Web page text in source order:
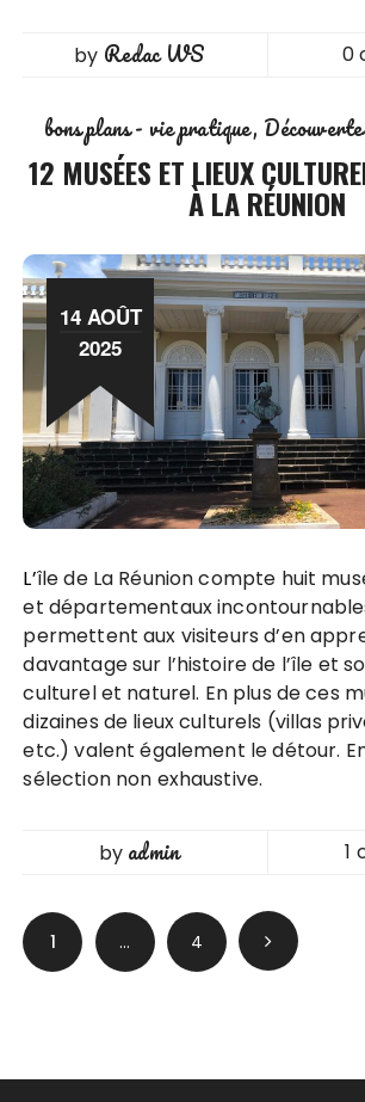
by Redac WS 0
bons plans - vie pratique
12 MUSÉES ET LIEUX
À LA RÉUNION
14 AOÛT
2025
L’île de La Réunion compte huit musées régionaux
et départementaux
permettent aux visiteurs d’en
davantage sur l’histoire de l’île et
culturel et naturel. En plus de ces
dizaines de lieux culturels (villas
etc.) valent également le détour.
sélection non exhaustive.
by admin 1
Pagination
des
1 … 4